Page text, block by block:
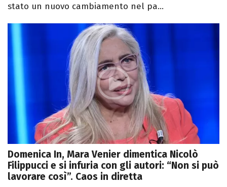
stato un nuovo cambiamento nel pa...
Domenica In, Mara Venier dimentica Nicolò
Filippucci e si infuria con gli autori: “Non si può
lavorare così”. Caos in diretta